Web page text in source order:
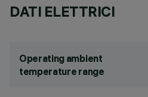
DATI ELETTRICI
Operating ambient
temperature range